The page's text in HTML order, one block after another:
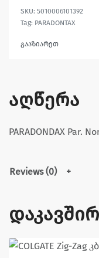
5010006101392
Tag: PARADONTAX
გააზიარეთ
აღწერა
PARADONDAX Par.
Reviews (0)